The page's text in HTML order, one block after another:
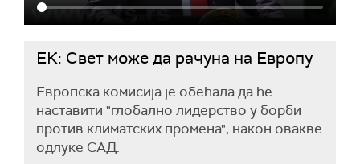
ЕК: Свет може да рачуна на Европу
Eвропска комисија је обећала да ће
наставити "глобално лидерство у борби
против климатских промена", након овакве
одлуке САД.